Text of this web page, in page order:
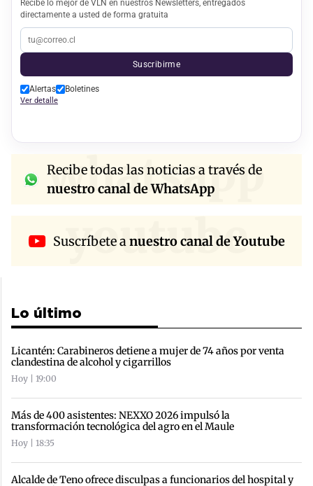
Recibe lo mejor de VLN en nuestros Newsletters, entregados
directamente a usted de forma gratuita
Suscribirme
Alertas Boletines
Ver detalle
whatsapp
Recibe todas las noticias a través de
nuestro canal de WhatsApp
youtube
Suscríbete anuestro canal de Youtube
Lo último
Licantén: Carabineros detiene a mujer de 74 años por venta
clandestina de alcohol y cigarrillos
Hoy | 19:00
Más de 400 asistentes: NEXXO 2026 impulsó la
transformación tecnológica del agro en el Maule
Hoy | 18:35
Alcalde de Teno ofrece disculpas a funcionarios del hospital y